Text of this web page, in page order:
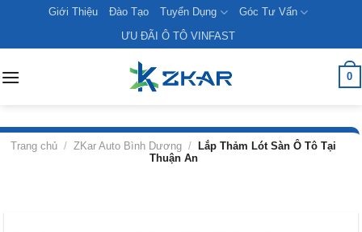
content
Giới Thiệu Đào Tạo Tuyển Dụng
Góc Tư Vấn
ƯU ĐÃI Ô TÔ VINFAST
0
Trang chủ / ZKar Auto Bình Dương /
Lắp Thảm Lót Sàn Ô Tô Tại
Thuận An